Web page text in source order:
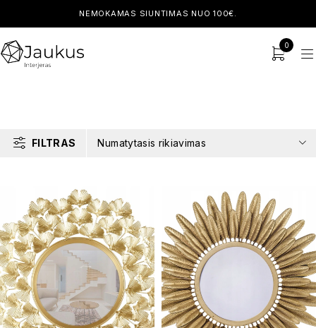
NEMOKAMAS SIUNTIMAS NUO 100€.
0
FILTRAS Numatytasis rikiavimas